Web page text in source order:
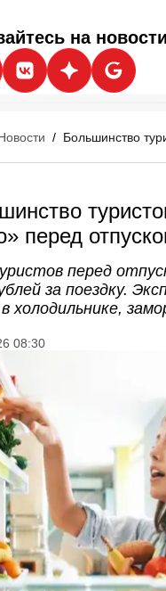
на
/ Большинство
перед
перед
за поездку.
холодильнике,
08:30